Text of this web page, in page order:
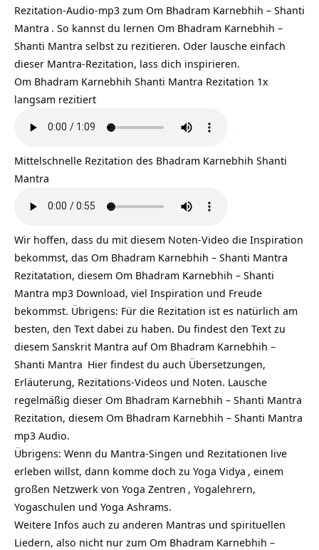
Rezitation-Audio-mp3 zum Om Bhadram Karnebhih – Shanti
Mantra . So kannst du lernen Om Bhadram Karnebhih –
Shanti Mantra selbst zu rezitieren. Oder lausche einfach
dieser Mantra-Rezitation, lass dich inspirieren.
Om Bhadram Karnebhih Shanti Mantra Rezitation 1x
langsam rezitiert
Mittelschnelle Rezitation des Bhadram Karnebhih Shanti
Mantra
Wir hoffen, dass du mit diesem Noten-Video die Inspiration
bekommst, das Om Bhadram Karnebhih – Shanti Mantra
Rezitatation, diesem Om Bhadram Karnebhih – Shanti
Mantra mp3 Download, viel Inspiration und Freude
bekommst. Übrigens: Für die Rezitation ist es natürlich am
besten, den Text dabei zu haben. Du findest den Text zu
diesem Sanskrit Mantra aufOm Bhadram Karnebhih –
Shanti Mantra Hier findest du auch Übersetzungen,
Erläuterung, Rezitations-Videos und Noten. Lausche
regelmäßig dieser Om Bhadram Karnebhih – Shanti Mantra
Rezitation, diesem Om Bhadram Karnebhih – Shanti Mantra
mp3 Audio.
Übrigens: Wenn du Mantra-Singen und Rezitationen live
erleben willst, dann komme doch zu Yoga Vidya , einem
großen Netzwerk von Yoga Zentren , Yogalehrern,
Yogaschulen und Yoga Ashrams.
Weitere Infos auch zu anderen Mantras und spirituellen
Liedern, also nicht nur zum Om Bhadram Karnebhih –